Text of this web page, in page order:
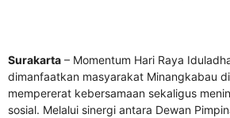
Surakarta – Momentum Hari Raya
dimanfaatkan masyarakat Minangkabau
mempererat kebersamaan sekaligus
sosial. Melalui sinergi antara Dewan